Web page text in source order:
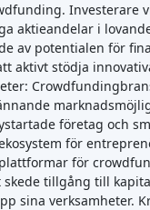
Investerare
aktieandelar i
av potentialen för
aktivt stödja
företag och
för
för
tillgång till
sina verksamheter.